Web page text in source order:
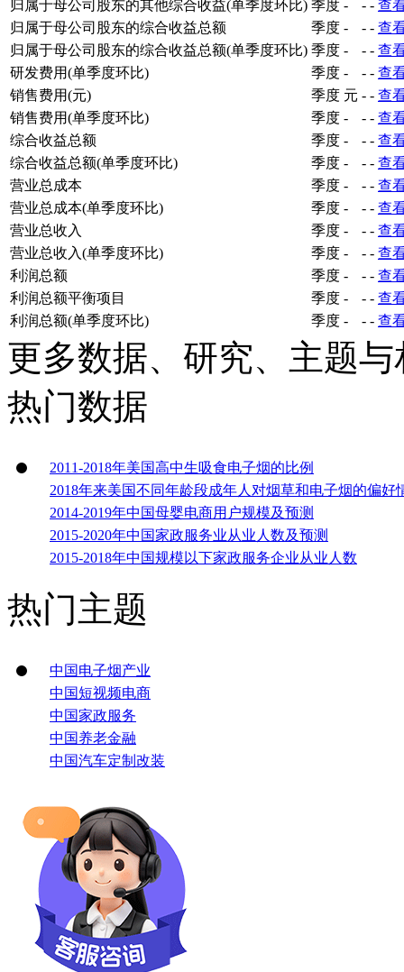
归属于母公司股东的其他综合收益(单季度环比) 季度 - - - 查
归属于母公司股东的综合收益总额
季度 - - - 查
归属于母公司股东的综合收益总额(单季度环比) 季度 - - - 查
研发费用(单季度环比)
季度 - - - 查
销售费用(元)
季度 元 - - 查
销售费用(单季度环比)
季度 - - - 查
综合收益总额
季度 - - - 查
综合收益总额(单季度环比)
季度 - - - 查
营业总成本
季度 - - - 查
营业总成本(单季度环比)
季度 - - - 查
营业总收入
季度 - - - 查
营业总收入(单季度环比)
季度 - - - 查
利润总额
季度 - - - 查
利润总额平衡项目
季度 - - - 查
利润总额(单季度环比)
季度 - - - 查
更多数据、研究、主题
热门数据
2011-2018年美国高中生吸食电子烟的比例
2018年来美国不同年龄段成年人对烟草和电子烟的偏好
2014-2019年中国母婴电商用户规模及预测
2015-2020年中国家政服务业从业人数及预测
2015-2018年中国规模以下家政服务企业从业人数
热门主题
中国电子烟产业
中国短视频电商
中国家政服务
中国养老金融
中国汽车定制改装